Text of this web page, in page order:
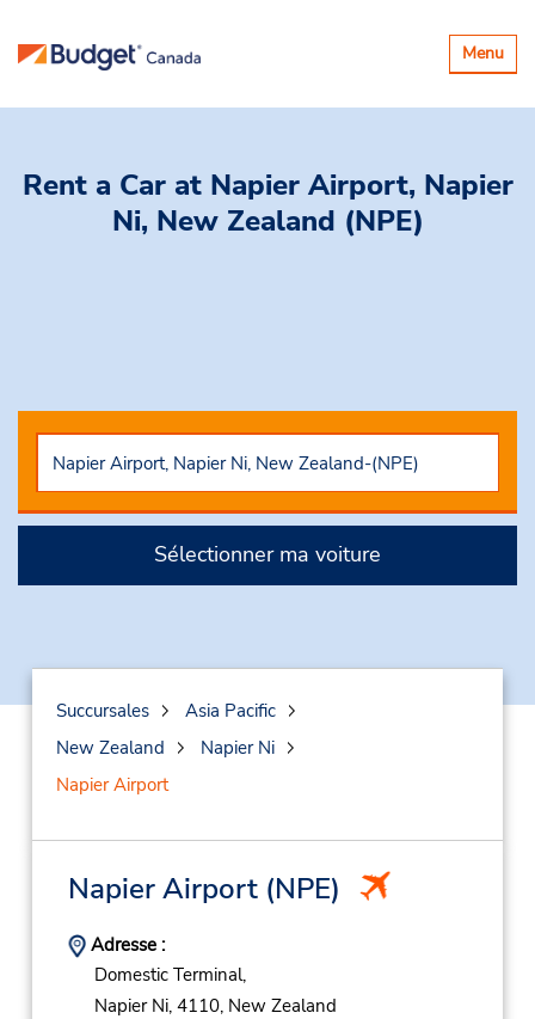
Basculer
la
Menu
Rent a Car at Napier Airport, Napier
Ni, New Zealand (NPE)
Sélectionner ma voiture
Succursales
Asia Pacific
New Zealand
Napier Ni
Napier Airport
Napier Airport(NPE)
Adresse :
Domestic Terminal,
Napier Ni, 4110, New Zealand